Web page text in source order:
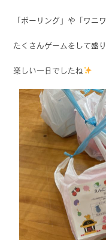
「ボーリング」や「ワニ
たくさんゲームをして盛
楽しい一日でしたね